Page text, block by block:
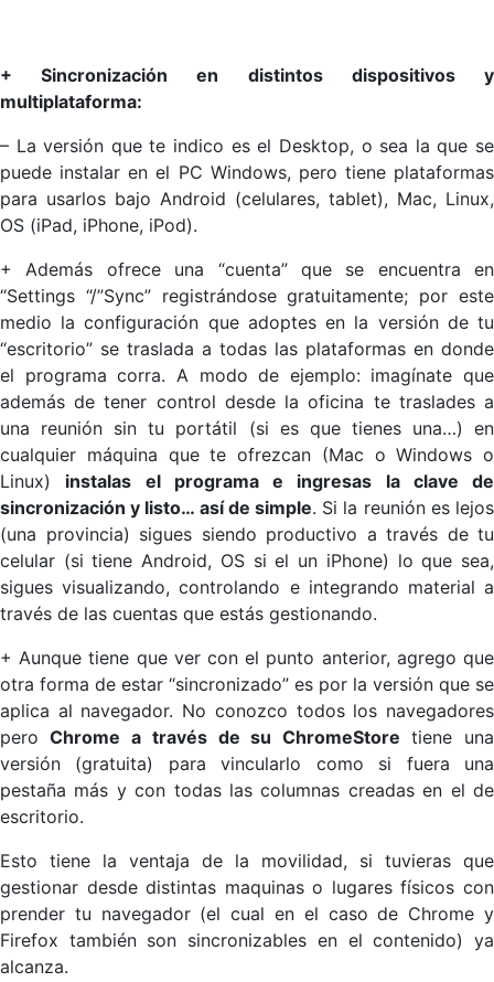
+ Sincronización en distintos dispositivos y
multiplataforma:
– La versión que te indico es el Desktop, o sea la que se
puede instalar en el PC Windows, pero tiene plataformas
para usarlos bajo Android (celulares, tablet), Mac, Linux,
OS (iPad, iPhone, iPod).
+ Además ofrece una “cuenta” que se encuentra en
“Settings “/”Sync” registrándose gratuitamente; por este
medio la configuración que adoptes en la versión de tu
“escritorio” se traslada a todas las plataformas en donde
el programa corra. A modo de ejemplo: imagínate que
además de tener control desde la oficina te traslades a
una reunión sin tu portátil (si es que tienes una…) en
cualquier máquina que te ofrezcan (Mac o Windows o
Linux) instalas el programa e ingresas la clave de
sincronización y listo… así de simple. Si la reunión es lejos
(una provincia) sigues siendo productivo a través de tu
celular (si tiene Android, OS si el un iPhone) lo que sea,
sigues visualizando, controlando e integrando material a
través de las cuentas que estás gestionando.
+ Aunque tiene que ver con el punto anterior, agrego que
otra forma de estar “sincronizado” es por la versión que se
aplica al navegador. No conozco todos los navegadores
pero Chrome a travésde su ChromeStoretiene una
versión (gratuita) para vincularlo como si fuera una
pestaña más y con todas las columnas creadas en el de
escritorio.
Esto tiene la ventaja de la movilidad, si tuvieras que
gestionar desde distintas maquinas o lugares físicos con
prender tu navegador (el cual en el caso de Chrome y
Firefox también son sincronizables en el contenido) ya
alcanza.